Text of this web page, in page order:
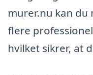
murer.nu kan du
flere
hvilket sikrer, at